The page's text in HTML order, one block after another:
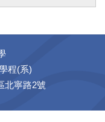
程(系)
北寧路2號